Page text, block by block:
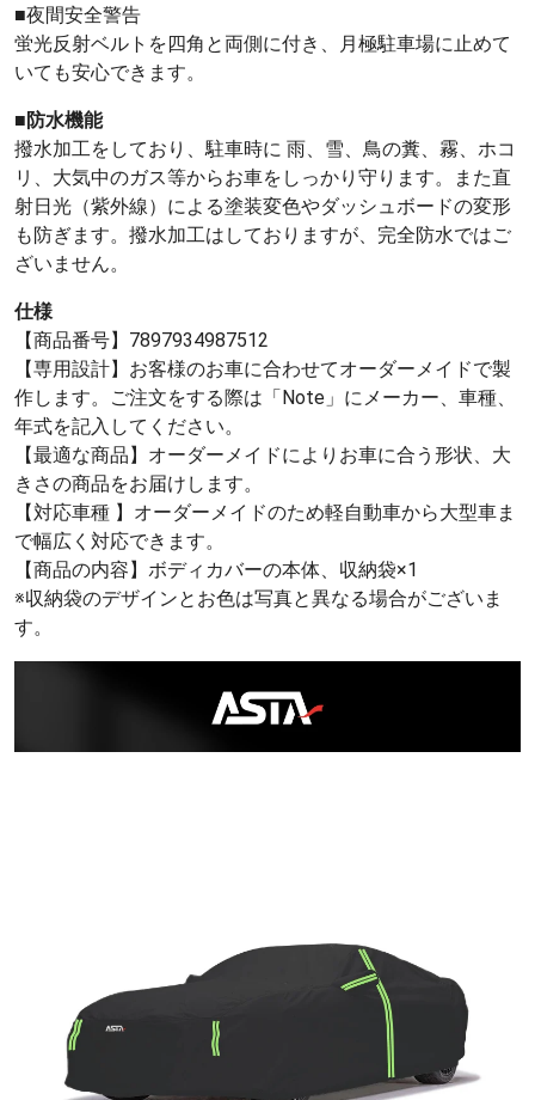
■夜間安全警告
蛍光反射ベルトを四角と両側に付き、月極駐車場に止めて
いても安心できます。
■防水機能
撥水加工をしており、駐車時に 雨、雪、鳥の糞、霧、ホコ
リ、大気中のガス等からお車をしっかり守ります。また直
射日光（紫外線）による塗装変色やダッシュボードの変形
も防ぎます。撥水加工はしておりますが、完全防水ではご
ざいません。
仕様
【商品番号】7897934987512
【専用設計】お客様のお車に合わせてオーダーメイドで製
作します。ご注文をする際は「Note」にメーカー、車種、
年式を記入してください。
【最適な商品】オーダーメイドによりお車に合う形状、大
きさの商品をお届けします。
【対応車種 】オーダーメイドのため軽自動車から大型車ま
で幅広く対応できます。
【商品の内容】ボディカバーの本体、収納袋×1
※収納袋のデザインとお色は写真と異なる場合がございま
す。